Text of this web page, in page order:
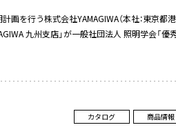
を行う株式会社YAMAGIWA（本社：東京都港
九州支店」が一般社団法人 照明学会「優
カタログ 商品情報